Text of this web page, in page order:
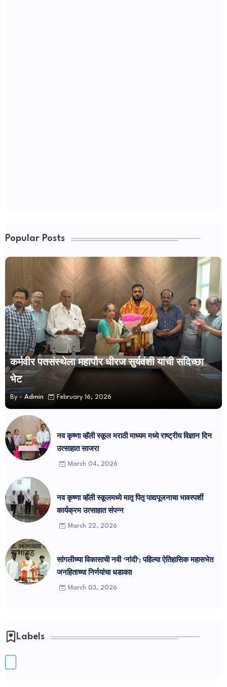
Popular Posts
कर्मवीर पतसंस्थेला महापौर धीरज सुर्यवंशी यांची सदिच्छा
भेट
By - Admin February 16, 2026
नव कृष्णा व्हॅली स्कूल मराठी माध्यम मध्ये राष्ट्रीय विज्ञान दिन
उत्साहात साजरा
March 04, 2026
नव कृष्णा व्हॅली स्कूलमध्ये मातृ पितृ पाद्यपूजनाचा भावस्पर्शी
कार्यक्रम उत्साहात संपन्न
March 22, 2026
सांगलीच्या विकासाची नवी 'नांदी'; पहिल्या ऐतिहासिक महासभेत
जनहिताच्या निर्णयांचा धडाका!
March 03, 2026
Labels